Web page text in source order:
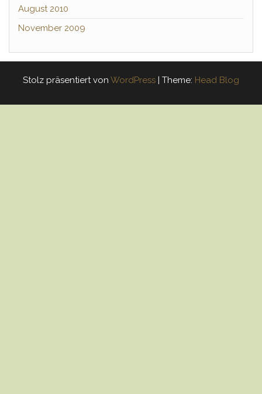
August 2010
November 2009
Stolz präsentiert von WordPress | Theme: Head Blog